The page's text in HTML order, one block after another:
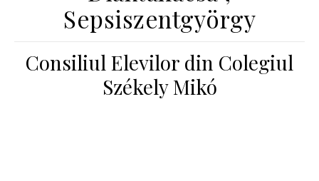
Sepsiszentgyörgy
Consiliul Elevilor din Colegiul
Székely Mikó